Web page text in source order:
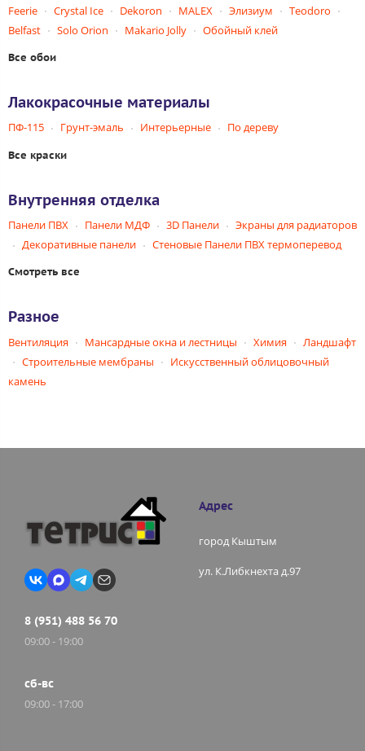
Feerie
Crystal Ice Dekoron MALEX Элизиум
Teodoro
Belfast
Solo Orion Makario Jolly Обойный клей
Все обои
Лакокрасочные материалы
ПФ-115 Грунт-эмаль Интерьерные По дереву
Все краски
Внутренняя отделка
Панели ПВХ Панели МДФ 3D Панели
Экраны для радиаторов
Декоративные панели
Стеновые Панели ПВХ термоперевод
Смотреть все
Разное
Вентиляция Мансардные окна и лестницы Химия
Ландшафт
Строительные мембраны
Искусственный облицовочный
камень
8 (951) 488 56 70
09:00 - 19:00
сб-вс
09:00 - 17:00
Адрес
город Кыштым
ул. К.Либкнехта д.97